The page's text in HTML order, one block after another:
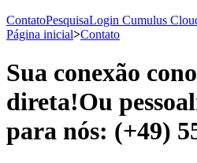
ContatoPesquisaLogin Cumulus
Página inicial>Contato
Sua conexão
direta!Ou
para nós: (+49)